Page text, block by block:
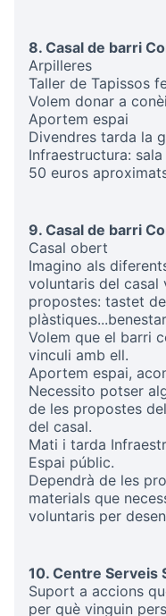
8. Casal de barri
Arpilleres
Taller de Tapissos
Volem donar a
Aportem espai
Divendres tarda la
Infraestructura:
50 euros
9. Casal de barri
Casal obert
Imagino als
voluntaris del casal
propostes: tastet
Volem que el barri
vinculi amb ell.
Aportem espai,
Necessito potser
de les propostes
del casal.
Mati i tarda
Espai públic.
Dependrà de les
materials que
voluntaris per
10. Centre Serveis
Suport a accions
per què vinguin